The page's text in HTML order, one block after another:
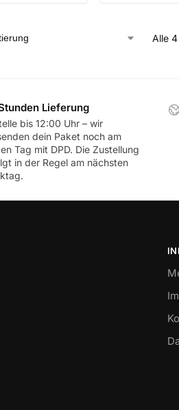
Alle
Lieferung
bis 12:00 Uhr – wir
dein Paket noch am
Tag mit DPD. Die Zustellung
in der Regel am nächsten